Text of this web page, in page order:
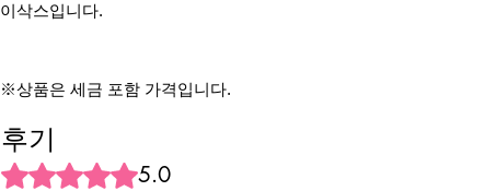
이삭스입니다.
※상품은 세금 포함 가격입니다.
후기
별점 5점 중 5점을 주었습니다.
5.0